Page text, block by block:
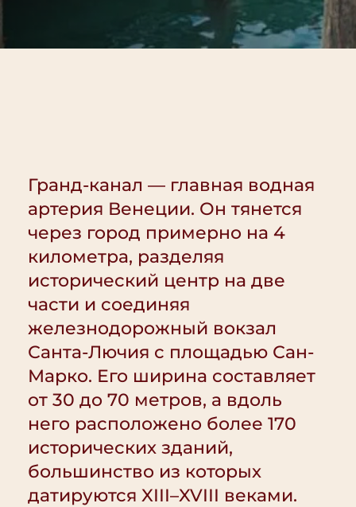
Гранд-канал — главная водная
артерия Венеции. Он тянется
через город примерно на 4
километра, разделяя
исторический центр на две
части и соединяя
железнодорожный вокзал
Санта-Лючия с площадью Сан-
Марко. Его ширина составляет
от 30 до 70 метров, а вдоль
него расположено более 170
исторических зданий,
большинство из которых
датируются XIII–XVIII веками.